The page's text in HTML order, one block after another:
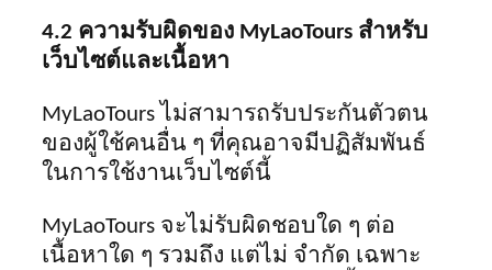
4.2 ความรับผิดของ MyLaoTours สำหรับ
เว็บไซต์และเนื้อหา
MyLaoTours ไม่สามารถรับประกันตัวตน
ของผู้ใช้คนอื่น ๆ ที่คุณอาจมีปฏิสัมพันธ์
ในการใช้งานเว็บไซต์นี้
MyLaoTours จะไม่รับผิดชอบใด ๆ ต่อ
เนื้อหาใด ๆ รวมถึง แต่ไม่ จำกัด เฉพาะ